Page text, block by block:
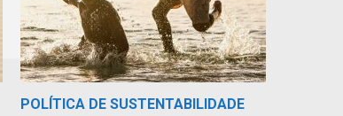
POLÍTICA DE SUSTENTABILIDADE